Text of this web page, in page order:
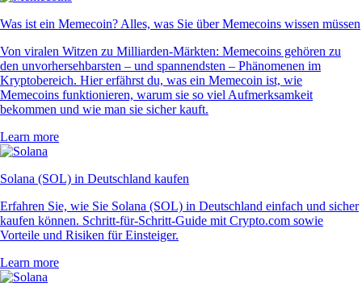
Was ist ein Memecoin? Alles, was Sie über Memecoins wissen müssen
Von viralen Witzen zu Milliarden-Märkten: Memecoins gehören zu
den unvorhersehbarsten – und spannendsten – Phänomenen im
Kryptobereich. Hier erfährst du, was ein Memecoin ist, wie
Memecoins funktionieren, warum sie so viel Aufmerksamkeit
bekommen und wie man sie sicher kauft.
Learn more
Solana (SOL) in Deutschland kaufen
Erfahren Sie, wie Sie Solana (SOL) in Deutschland einfach und sicher
kaufen können. Schritt-für-Schritt-Guide mit Crypto.com sowie
Vorteile und Risiken für Einsteiger.
Learn more